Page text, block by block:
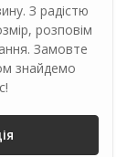
З радістю
розповім
Замовте
знайдемо